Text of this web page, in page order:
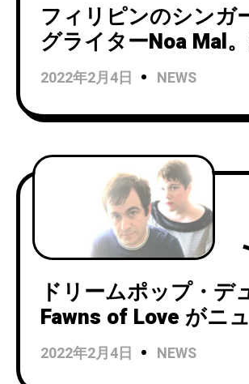
フィリピンのシンガ
グライターNoa Mal
にデジタルストリー
のみでリリースされた
『Nerve Damage』
2022年2月4日 NEWS
ドリームポップ・デ
Fawns of Love がニ
バム『Innocence of
Protection』をリリー
2022年2月4日 NEWS